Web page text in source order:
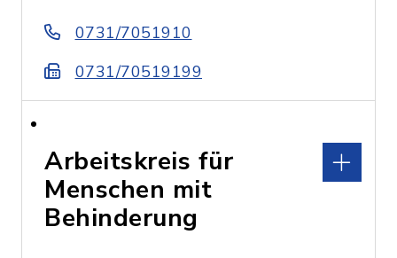
0731/7051910
0731/70519199
Arbeitskreis für
Menschen mit
Behinderung